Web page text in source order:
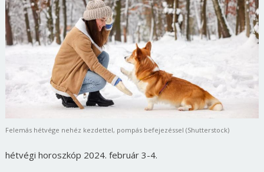
Felemás hétvége nehéz kezdettel, pompás befejezéssel (Shutterstock)
hétvégi horoszkóp 2024. február 3-4.